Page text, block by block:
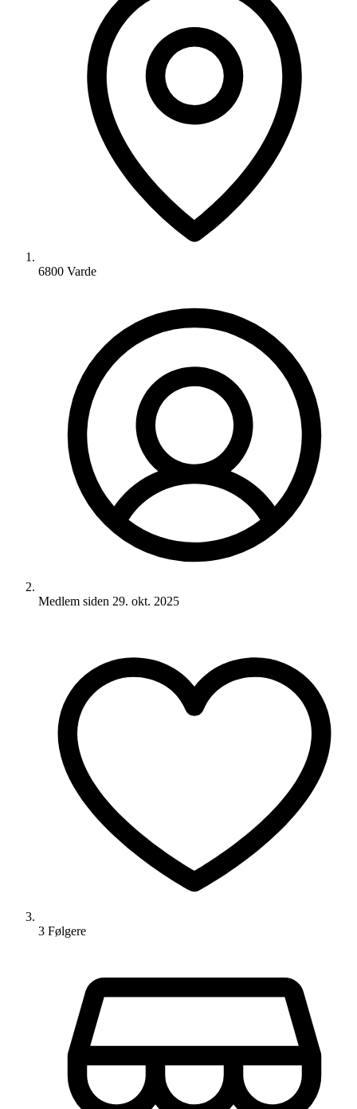
6800 Varde
Medlem siden 29. okt. 2025
3 Følgere